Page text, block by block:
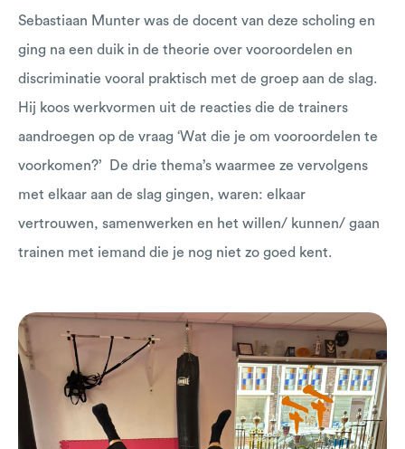
Sebastiaan Munter was de docent van deze scholing en
ging na een duik in de theorie over vooroordelen en
discriminatie vooral praktisch met de groep aan de slag.
Hij koos werkvormen uit de reacties die de trainers
aandroegen op de vraag ‘Wat die je om vooroordelen te
voorkomen?’ De drie thema’s waarmee ze vervolgens
met elkaar aan de slag gingen, waren: elkaar
vertrouwen, samenwerken en het willen/ kunnen/ gaan
trainen met iemand die je nog niet zo goed kent.